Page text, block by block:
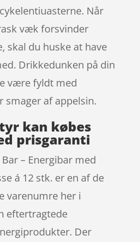
Når
væk forsvinder
skal du huske at have
Drikkedunken på din
være fyldt med
smager af appelsin.
kan købes
prisgaranti
– Energibar med
á 12 stk. er en af de
varenumre her i
eftertragtede
Der